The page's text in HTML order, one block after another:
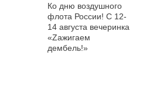
Ко дню воздушного
флота России! С 12-
14 августа вечеринка
«Zажигаем
дембель!»